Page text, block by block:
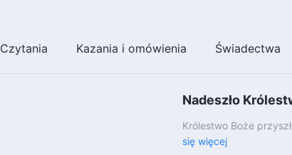
Czytania Kazania i omówienia Świadectwa
Nadeszło
Królestwo Boże
się więcej